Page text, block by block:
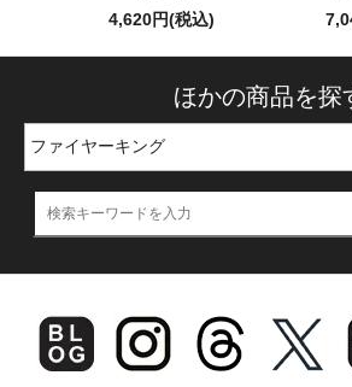
4,620円(税込)
ほかの商品を探